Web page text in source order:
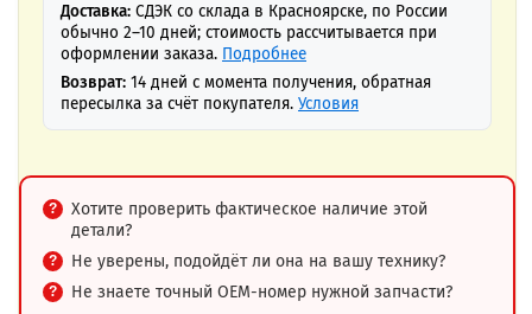
Доставка: СДЭК со склада в Красноярске, по России
обычно 2–10 дней; стоимость рассчитывается при
оформлении заказа. Подробнее
Возврат: 14 дней с момента получения, обратная
пересылка за счёт покупателя. Условия
Хотите проверить фактическое наличие этой
детали?
Не уверены, подойдёт ли она на вашу технику?
Не знаете точный OEM-номер нужной запчасти?